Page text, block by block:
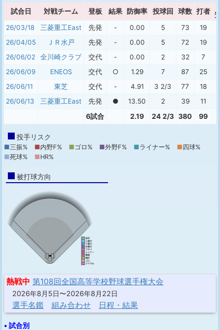
試合日 対戦チーム 登板 結果 防御率 投球回 球数 打者
26/03/18
三菱重工East 先発 - 0.00 5 73 19
26/04/05
ＪＲ水戸 先発 - 0.00 5 72 19
26/06/02
全川崎クラブ 交代 - 0.00 2 32
7
26/06/09
ENEOS 交代 ○ 1.29 7 87 25
26/06/11
東芝 交代 - 4.91 3 2/3 77 18
26/06/13
三菱重工East 先発 ● 13.50 2 39 11
6試合 2.19 24 2/3 380 99
投手リスク
■三振% ■内野F% ■ゴロ% ■外野F% ■ライナー% ■ 四球%
■死球% ■HR%
被打球方向
熱戦中 第108回全国高等学校野球選手権大会
2026年8月5日〜2026年8月22日
選手名鑑 組み合わせ 日程・結果
• 試合別